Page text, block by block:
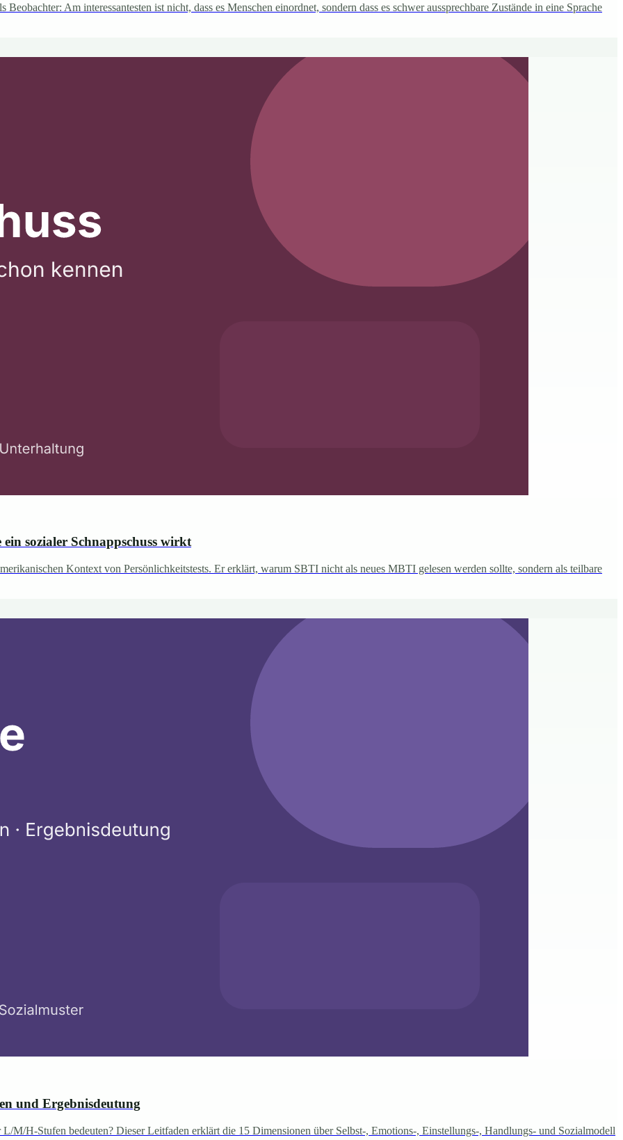
Am interessantesten ist nicht, dass es Menschen einordnet, sondern dass es schwer aussprechbare Zustände in eine Sprache
sozialer Schnappschuss wirkt
Kontext von Persönlichkeitstests. Er erklärt, warum SBTI nicht als neues MBTI gelesen werden sollte, sondern als teilbare
und Ergebnisdeutung
M/H-Stufen bedeuten? Dieser Leitfaden erklärt die 15 Dimensionen über Selbst-, Emotions-, Einstellungs-, Handlungs- und Sozialmodell